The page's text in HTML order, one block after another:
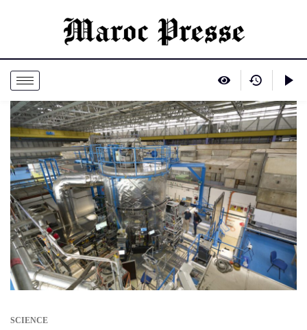
SCIENCE